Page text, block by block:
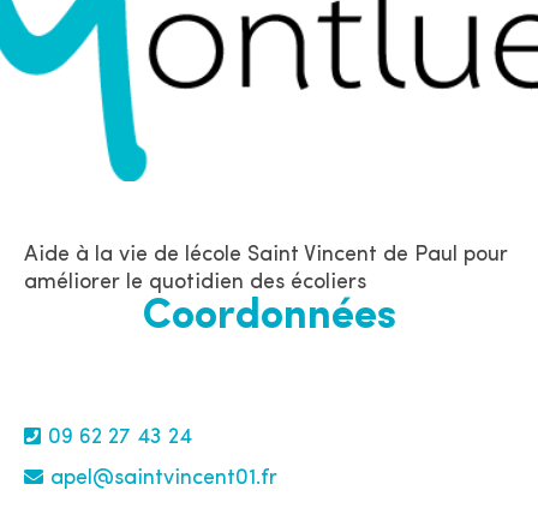
Aide à la vie de lécole Saint Vincent de Paul pour
améliorer le quotidien des écoliers
Coordonnées
09 62 27 43 24
apel@saintvincent01.fr